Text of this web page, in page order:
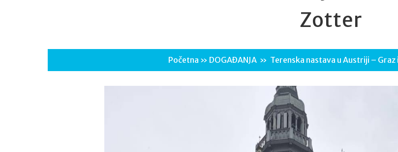
Zotter
Početna » DOGAĐANJA » Terenska nastava u Austriji –